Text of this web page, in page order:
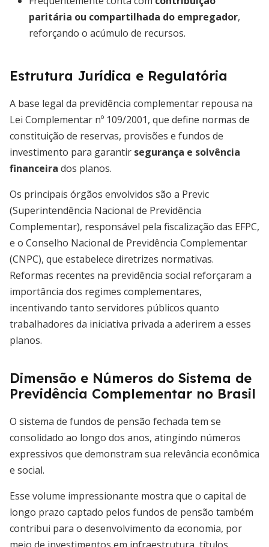
paritária ou compartilhada do empregador,
reforçando o acúmulo de recursos.
Estrutura Jurídica e Regulatória
A base legal da previdência complementar repousa na
Lei Complementar nº 109/2001, que define normas de
constituição de reservas, provisões e fundos de
investimento para garantir segurança e solvência
financeira dos planos.
Os principais órgãos envolvidos são a Previc
(Superintendência Nacional de Previdência
Complementar), responsável pela fiscalização das EFPC,
e o Conselho Nacional de Previdência Complementar
(CNPC), que estabelece diretrizes normativas.
Reformas recentes na previdência social reforçaram a
importância dos regimes complementares,
incentivando tanto servidores públicos quanto
trabalhadores da iniciativa privada a aderirem a esses
planos.
Dimensão e Números do Sistema de
Previdência Complementar no Brasil
O sistema de fundos de pensão fechada tem se
consolidado ao longo dos anos, atingindo números
expressivos que demonstram sua relevância econômica
e social.
Esse volume impressionante mostra que o capital de
longo prazo captado pelos fundos de pensão também
contribui para o desenvolvimento da economia, por